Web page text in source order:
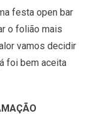
festa open bar
o folião mais
vamos decidir
foi bem aceita